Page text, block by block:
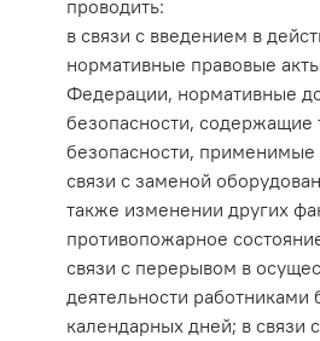
проводить:
в связи с введением в
нормативные правовые
Федерации, нормативные
безопасности, содержащие
безопасности, применимые
связи с заменой
также изменении других
противопожарное
связи с перерывом в
деятельности
календарных дней; в связи